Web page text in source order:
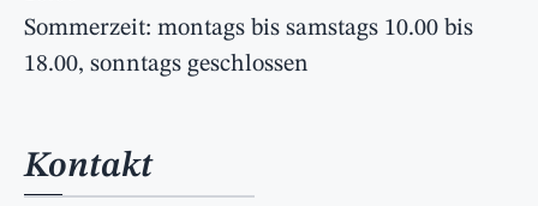
Sommerzeit: montags bis samstags 10.00 bis
18.00, sonntags geschlossen
Kontakt